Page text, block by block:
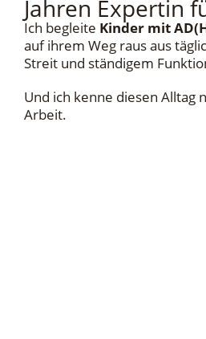
Jahren Expertin
Ich begleite Kinder mit
auf ihrem Weg raus aus
Streit und ständigem
Und ich kenne diesen Alltag
Arbeit.